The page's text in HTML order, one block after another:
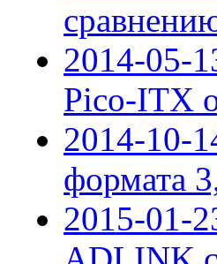
2014-05-
Pico-ITX
2014-10-
формата
2015-01-